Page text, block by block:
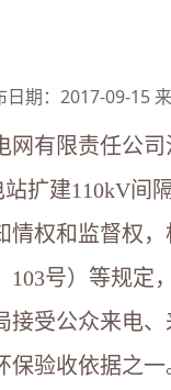
日期：2017-09-15
网有限责任公
扩建110kV间
情权和监督权
103号）等规
接受公众来电
验收依据之一